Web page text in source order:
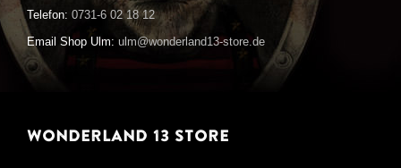
Telefon: 0731-6 02 18 12
Email Shop Ulm: ulm@wonderland13-store.de
WONDERLAND 13 STORE